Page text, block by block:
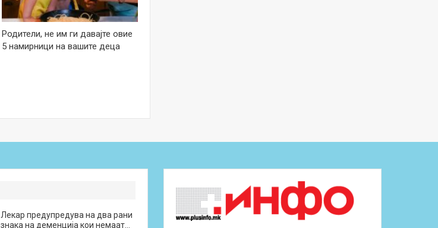
Родители, не им ги давајте овие
5 намирници на вашите деца
Лекар предупредува на два рани
знака на деменција кои немаат…